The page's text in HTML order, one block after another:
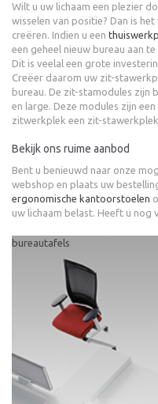
Wilt u uw lichaam een plezier
wisselen van positie? Dan is
creëren. Indien u een
een geheel nieuw bureau aan
Dit is veelal een grote
Creëer daarom uw zit-
bureau. De zit-stamodules zijn
en large. Deze modules zijn
zitwerkplek een zit-
Bekijk ons ruime aanbod
Bent u benieuwd naar onze
webshop en plaats uw
ergonomische kantoorstoelen
uw lichaam belast. Heeft u nog
bureautafels